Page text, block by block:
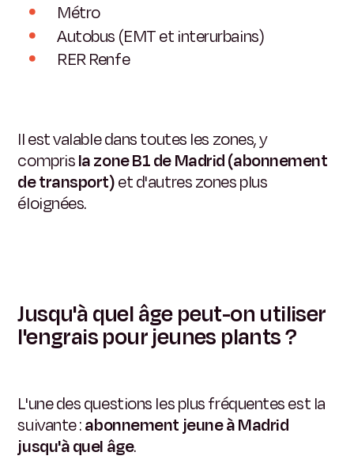
Métro
Autobus (EMT et interurbains)
RER Renfe
Il est valable dans toutes les zones, y
comprisla zone B1 de Madrid (abonnement
de transport)et d'autres zones plus
éloignées.
Jusqu'à quel âge peut-on utiliser
l'engrais pour jeunes plants ?
L'une des questions les plus fréquentes est la
suivante :abonnement jeune à Madrid
jusqu'à quel âge.